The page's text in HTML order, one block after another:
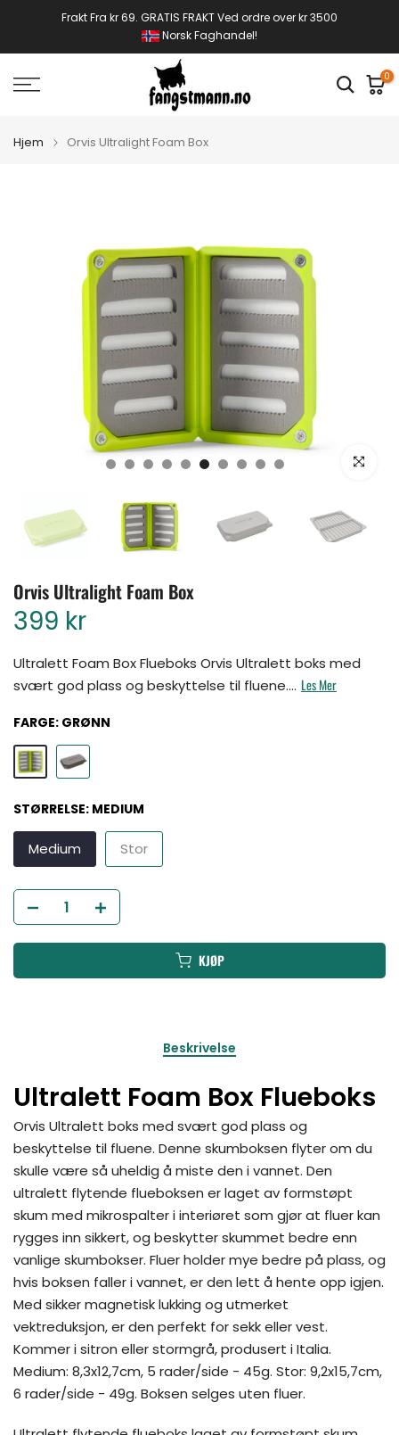
Frakt Fra kr 69. GRATIS FRAKT Ved ordre over kr 3500
Norsk Faghandel!
0
Hjem Orvis Ultralight Foam Box
Klikk for å
Orvis Ultralight Foam Box
399 kr
Ultralett Foam Box Flueboks Orvis Ultralett boks med
svært god plass og beskyttelse til fluene.... Les Mer
FARGE: GRØNN
STØRRELSE: MEDIUM
Medium Stor
KJØP
Beskrivelse
Ultralett Foam Box Flueboks
Orvis Ultralett boks med svært god plass og
beskyttelse til fluene. Denne skumboksen flyter om du
skulle være så uheldig å miste den i vannet. Den
ultralett flytende flueboksen er laget av formstøpt
skum med mikrospalter i interiøret som gjør at fluer kan
rygges inn sikkert, og beskytter skummet bedre enn
vanlige skumbokser. Fluer holder mye bedre på plass, og
hvis boksen faller i vannet, er den lett å hente opp igjen.
Med sikker magnetisk lukking og utmerket
vektreduksjon, er den perfekt for sekk eller vest.
Kommer i sitron eller stormgrå, produsert i Italia.
Medium: 8,3x12,7cm, 5 rader/side - 45g. Stor: 9,2x15,7cm,
6 rader/side - 49g. Boksen selges uten fluer.